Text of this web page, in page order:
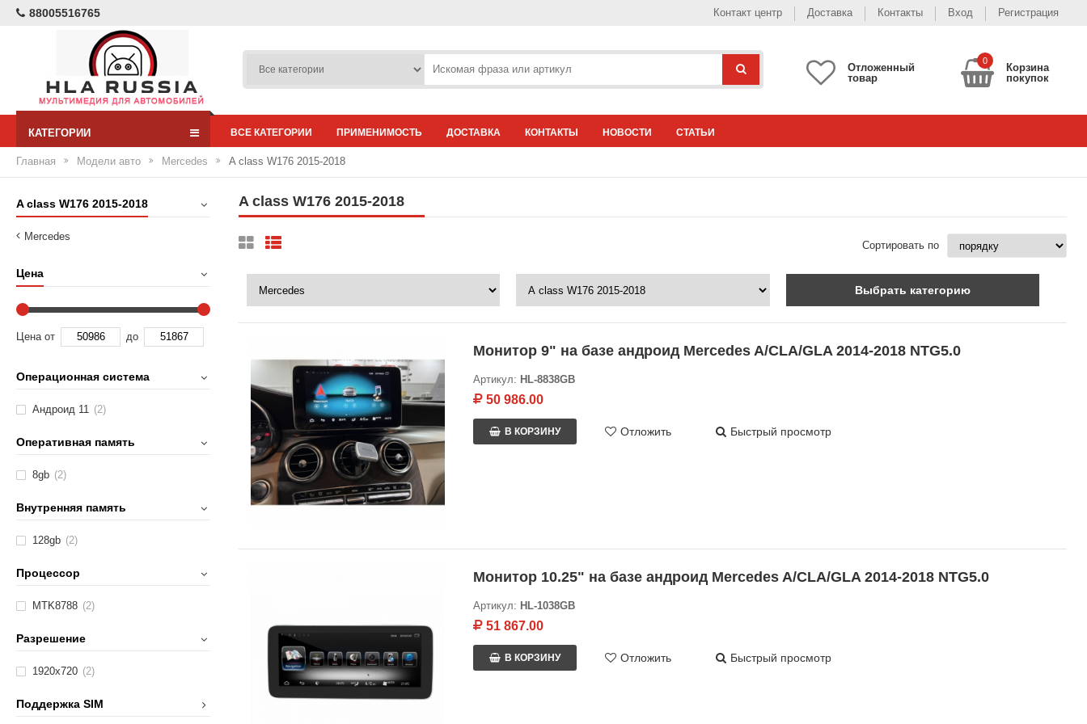
88005516765 Контакт центр Доставка Контакты Вход Регистрация
Отложенный
товар
0
Корзина
покупок
КАТЕГОРИИ ВСЕ КАТЕГОРИИ ПРИМЕНИМОСТЬ ДОСТАВКА КОНТАКТЫ НОВОСТИ СТАТЬИ
Главная Модели авто Mercedes A class W176 2015-2018
A class W176 2015-2018
Mercedes
Цена
Цена от до
Операционная система
Андроид 11 (2)
Оперативная память
8gb (2)
Внутренняя память
128gb (2)
Процессор
MTK8788 (2)
Разрешение
1920х720 (2)
Поддержка SIM
A class W176 2015-2018
Сортировать по
Выбрать категорию
Монитор 9" на базе андроид Mercedes A/CLA/GLA 2014-2018 NTG5.0
Артикул: HL-8838GB
50 986.00
В КОРЗИНУ Отложить Быстрый просмотр
Монитор 10.25" на базе андроид Mercedes A/CLA/GLA 2014-2018 NTG5.0
Артикул: HL-1038GB
51 867.00
В КОРЗИНУ Отложить Быстрый просмотр